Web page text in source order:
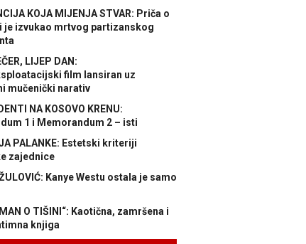
KOJA MIJENJA STVAR: Priča o
je izvukao mrtvog partizanskog
LIJEP DAN:
film lansiran uz
mučenički narativ
NA KOSOVO KRENU:
1 i Memorandum 2 – isti
PALANKE: Estetski kriteriji
zajednice
Kanye Westu ostala je samo
O TIŠINI“: Kaotična, zamršena i
knjiga